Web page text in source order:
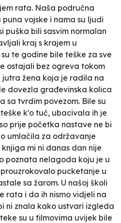
rata. Naša područna
vojske i nama su ljudi
puška bili sasvim normalan
kraj s krajem u
te godine bile teške za sve
ostajali bez ogreva tokom
jutra žena koja je radila na
dovezla građevinska kolica
sa tvrdim povezom. Bile su
k'o tuč, ubacivala ih je
prije početka nastave ne bi
umlačila za održavanje
mi ni danas dan nije
poznata nelagoda koju je u
pucketanje u
sa žarom. U našoj školi
rata i da ih nismo vidjeli na
ni znala kako ustvari izgleda
su u filmovima uvijek bile